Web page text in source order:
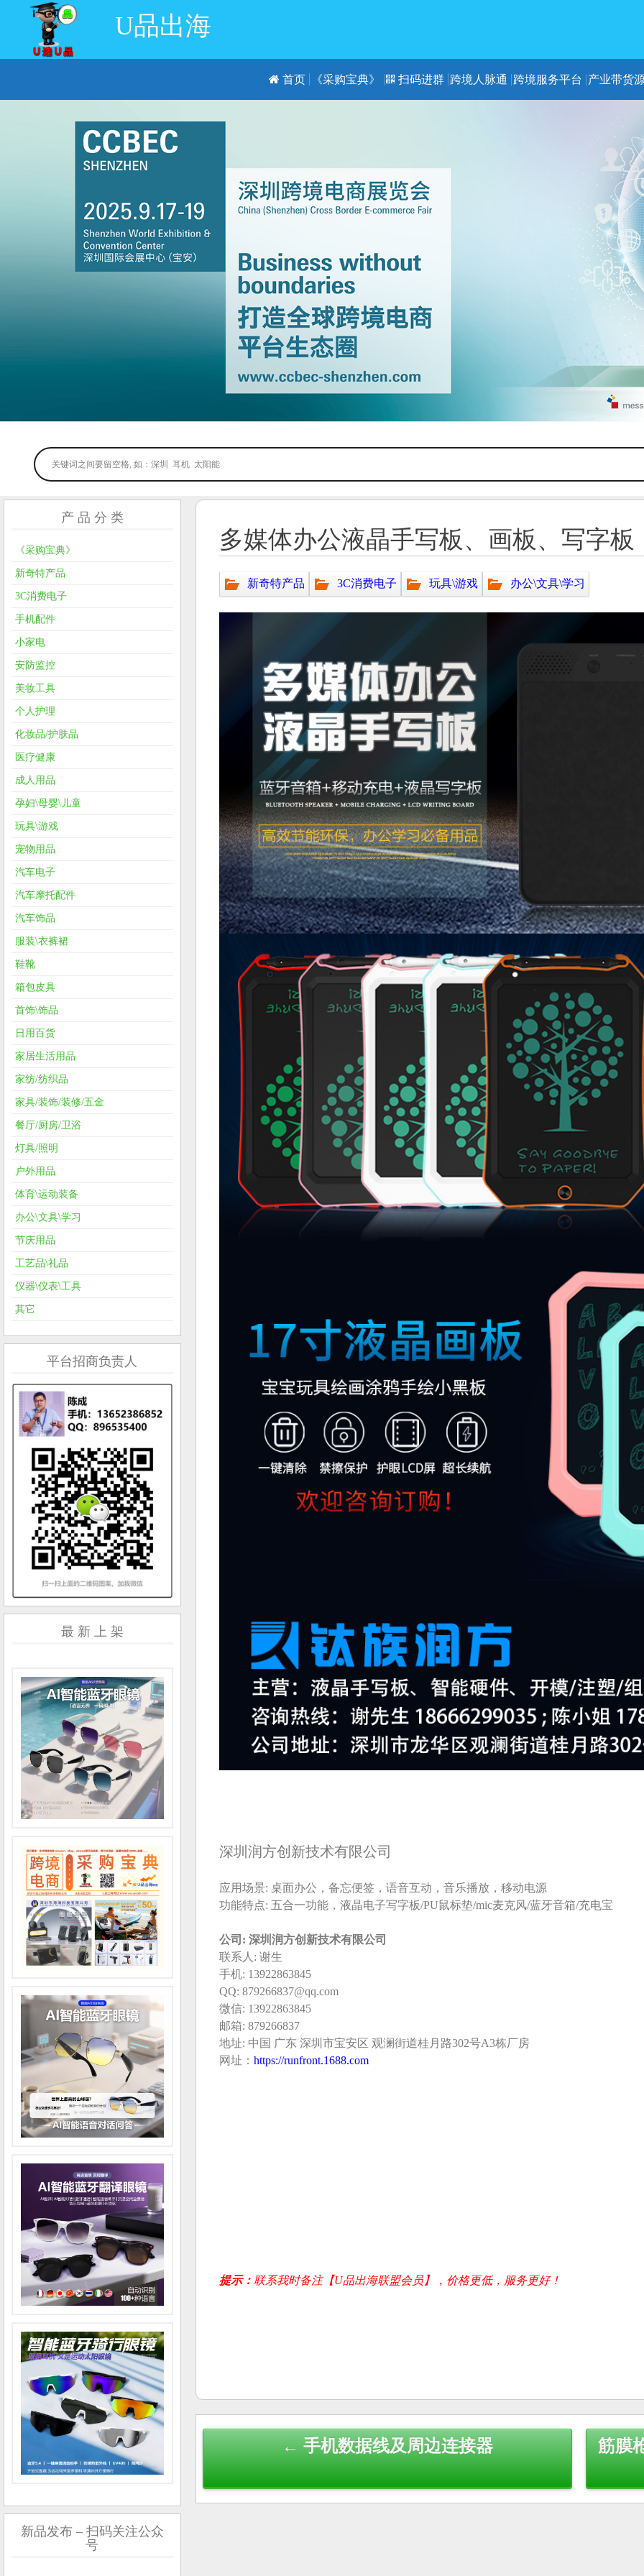
U品出海
首页 《采购宝典》 扫码进群 跨境人脉通 跨境服务平台 产业带货
多媒体办公液晶手写板、画板、写字板
新奇特产品 3C消费电子 玩具\游戏 办公\文具\学习
深圳润方创新技术有限公司
应用场景: 桌面办公，备忘便签，语音互动，音乐播放，移动电源
功能特点: 五合一功能，液晶电子写字板/PU鼠标垫/mic麦克风/蓝牙音箱/充电宝
公司: 深圳润方创新技术有限公司
联系人: 谢生
手机: 13922863845
QQ: 879266837@qq.com
微信: 13922863845
邮箱: 879266837
地址: 中国 广东 深圳市宝安区 观澜街道桂月路302号A3栋厂房
网址： https://runfront.1688.com
提示： 联系我时备注【U品出海联盟会员】，价格更低，服务更好！
Post
navigation
筋膜
← 手机数据线及周边连接器
产 品 分 类
《采购宝典》
新奇特产品
3C消费电子
手机配件
小家电
安防监控
美妆工具
个人护理
化妆品/护肤品
医疗健康
成人用品
孕妇\母婴\儿童
玩具\游戏
宠物用品
汽车电子
汽车摩托配件
汽车饰品
服装\衣裤裙
鞋靴
箱包皮具
首饰\饰品
日用百货
家居生活用品
家纺/纺织品
家具/装饰/装修/五金
餐厅/厨房/卫浴
灯具/照明
户外用品
体育\运动装备
办公\文具\学习
节庆用品
工艺品\礼品
仪器\仪表\工具
其它
平台招商负责人
最 新 上 架
新品发布 – 扫码关注公众
号